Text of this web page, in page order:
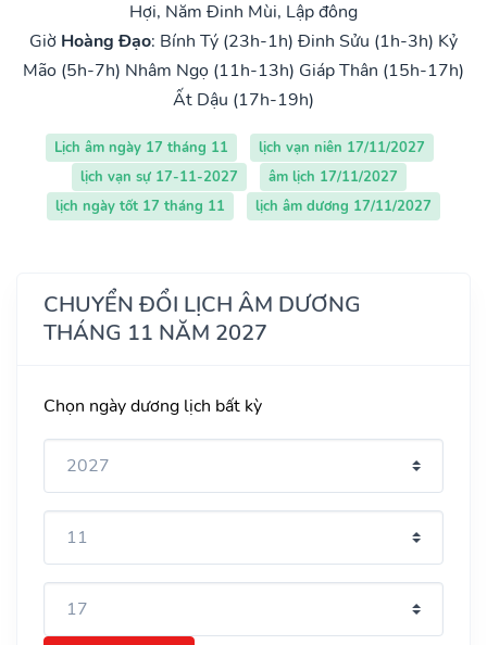
Hợi, Năm Đinh Mùi, Lập đông
Giờ Hoàng Đạo: Bính Tý (23h-1h) Đinh Sửu (1h-3h) Kỷ
Mão (5h-7h) Nhâm Ngọ (11h-13h) Giáp Thân (15h-17h)
Ất Dậu (17h-19h)
Lịch âm ngày 17 tháng 11
lịch vạn niên 17/11/2027
lịch vạn sự 17-11-2027
âm lịch 17/11/2027
lịch ngày tốt 17 tháng 11
lịch âm dương 17/11/2027
CHUYỂN ĐỔI LỊCH ÂM DƯƠNG
THÁNG 11 NĂM 2027
Chọn ngày dương lịch bất kỳ